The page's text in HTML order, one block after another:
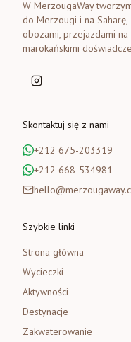
W MerzougaWay
do Merzougi i na
obozami, przejazdami
marokańskimi
Skontaktuj się z nami
+212 675-203319
+212 668-534981
Szybkie linki
Strona główna
Wycieczki
Aktywności
Destynacje
Zakwaterowanie